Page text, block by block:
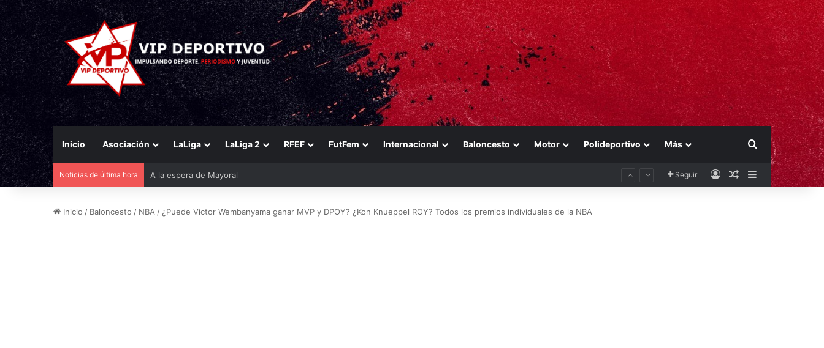
Inicio Asociación LaLiga LaLiga 2 RFEF FutFem Internacional Baloncesto Motor Polideportivo Más Buscar por
Noticias de última hora Saba Sazonov: «Jugar en la Conference es muy importante para el equipo» Seguir AccesoPublicación al
Barra lateral
Inicio / Baloncesto / NBA / ¿Puede Victor Wembanyama ganar MVP y DPOY? ¿Kon Knueppel ROY? Todos los premios individuales de la NBA